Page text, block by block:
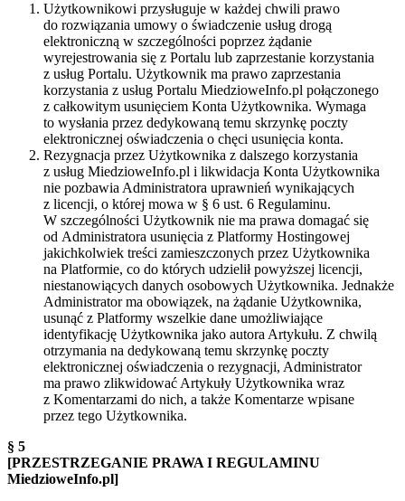
Użytkownikowi przysługuje w każdej chwili prawo
do rozwiązania umowy o świadczenie usług drogą
elektroniczną w szczególności poprzez żądanie
wyrejestrowania się z Portalu lub zaprzestanie korzystania
z usług Portalu. Użytkownik ma prawo zaprzestania
korzystania z usług Portalu MiedzioweInfo.pl połączonego
z całkowitym usunięciem Konta Użytkownika. Wymaga
to wysłania przez dedykowaną temu skrzynkę poczty
elektronicznej oświadczenia o chęci usunięcia konta.
Rezygnacja przez Użytkownika z dalszego korzystania
z usług MiedzioweInfo.pl i likwidacja Konta Użytkownika
nie pozbawia Administratora uprawnień wynikających
z licencji, o której mowa w § 6 ust. 6 Regulaminu.
W szczególności Użytkownik nie ma prawa domagać się
od Administratora usunięcia z Platformy Hostingowej
jakichkolwiek treści zamieszczonych przez Użytkownika
na Platformie, co do których udzielił powyższej licencji,
niestanowiących danych osobowych Użytkownika. Jednakże
Administrator ma obowiązek, na żądanie Użytkownika,
usunąć z Platformy wszelkie dane umożliwiające
identyfikację Użytkownika jako autora Artykułu. Z chwilą
otrzymania na dedykowaną temu skrzynkę poczty
elektronicznej oświadczenia o rezygnacji, Administrator
ma prawo zlikwidować Artykuły Użytkownika wraz
z Komentarzami do nich, a także Komentarze wpisane
przez tego Użytkownika.
§ 5
[PRZESTRZEGANIE PRAWA I REGULAMINU
MiedzioweInfo.pl]